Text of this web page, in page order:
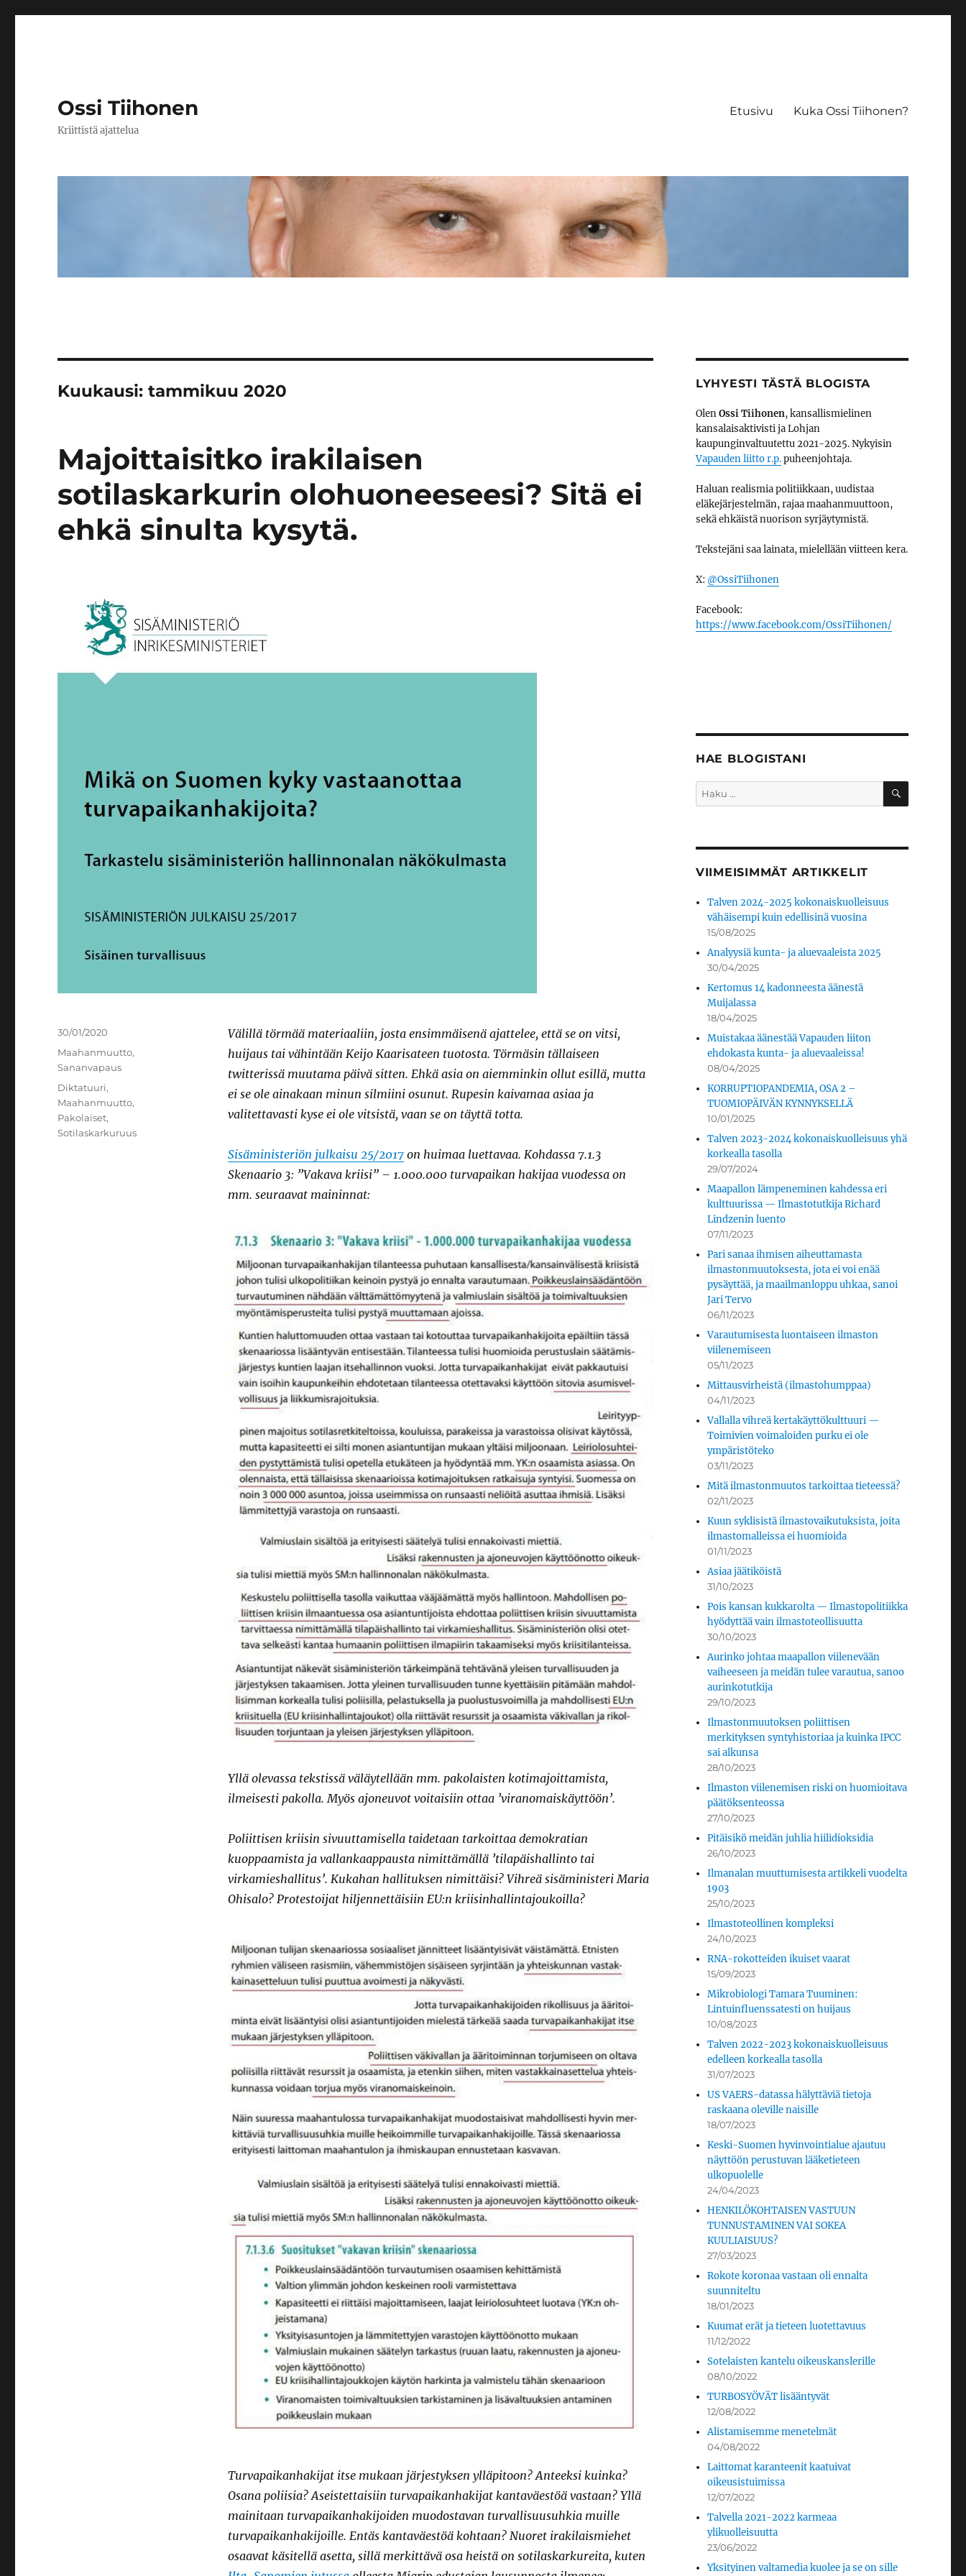
Ossi Tiihonen
Kriittistä ajattelua
Etusivu Kuka Ossi Tiihonen?
Kuukausi:tammikuu 2020
Majoittaisitko irakilaisen
sotilaskarkurin olohuoneeseesi? Sitä ei
ehkä sinulta kysytä.
Välillä törmää materiaaliin, josta ensimmäisenä ajattelee, että se on vitsi,
huijaus tai vähintään Keijo Kaarisateen tuotosta. Törmäsin tällaiseen
twitterissä muutama päivä sitten. Ehkä asia on aiemminkin ollut esillä, mutta
ei se ole ainakaan minun silmiini osunut. Rupesin kaivamaa asiaa ja
valitettavasti kyse ei ole vitsistä, vaan se on täyttä totta.
Sisäministeriön julkaisu 25/2017on huimaa luettavaa. Kohdassa 7.1.3
Skenaario 3: ”Vakava kriisi” – 1.000.000 turvapaikan hakijaa vuodessa on
mm. seuraavat maininnat:
Yllä olevassa tekstissä väläytellään mm. pakolaisten kotimajoittamista,
ilmeisesti pakolla. Myös ajoneuvot voitaisiin ottaa ’viranomaiskäyttöön’.
Poliittisen kriisin sivuuttamisella taidetaan tarkoittaa demokratian
kuoppaamista ja vallankaappausta nimittämällä ’tilapäishallinto tai
virkamieshallitus’. Kukahan hallituksen nimittäisi? Vihreä sisäministeri Maria
Ohisalo? Protestoijat hiljennettäisiin EU:n kriisinhallintajoukoilla?
Turvapaikanhakijat itse mukaan järjestyksen ylläpitoon? Anteeksi kuinka?
Osana poliisia? Aseistettaisiin turvapaikanhakijat kantaväestöä vastaan? Yllä
mainitaan turvapaikanhakijoiden muodostavan turvallisuusuhkia muille
turvapaikanhakijoille. Entäs kantaväestöä kohtaan? Nuoret irakilaismiehet
osaavat käsitellä asetta, sillä merkittävä osa heistä on sotilaskarkureita, kuten
Julkaistu
30/01/2020
Kategoriat
Maahanmuutto,
Sananvapaus
Avainsanat
Diktatuuri,
Maahanmuutto,
Pakolaiset,
Sotilaskarkuruus
LYHYESTI TÄSTÄ BLOGISTA
OlenOssi Tiihonen, kansallismielinen
kansalaisaktivisti ja Lohjan
kaupunginvaltuutettu 2021-2025. Nykyisin
Vapauden liitto r.p.puheenjohtaja.
Haluan realismia politiikkaan, uudistaa
eläkejärjestelmän, rajaa maahanmuuttoon,
sekä ehkäistä nuorison syrjäytymistä.
Tekstejäni saa lainata, mielellään viitteen kera.
X: @OssiTiihonen
Facebook:
https://www.facebook.com/OssiTiihonen/
HAE BLOGISTANI
Etsi: HAKU
VIIMEISIMMÄT ARTIKKELIT
Talven 2024-2025 kokonaiskuolleisuus
vähäisempi kuin edellisinä vuosina
15/08/2025
Analyysiä kunta- ja aluevaaleista 2025
30/04/2025
Kertomus 14 kadonneesta äänestä
Muijalassa
18/04/2025
Muistakaa äänestää Vapauden liiton
ehdokasta kunta- ja aluevaaleissa!
08/04/2025
KORRUPTIOPANDEMIA, OSA 2 –
TUOMIOPÄIVÄN KYNNYKSELLÄ
10/01/2025
Talven 2023-2024 kokonaiskuolleisuus yhä
korkealla tasolla
29/07/2024
Maapallon lämpeneminen kahdessa eri
kulttuurissa — Ilmastotutkija Richard
Lindzenin luento
07/11/2023
Pari sanaa ihmisen aiheuttamasta
ilmastonmuutoksesta, jota ei voi enää
pysäyttää, ja maailmanloppu uhkaa, sanoi
Jari Tervo
06/11/2023
Varautumisesta luontaiseen ilmaston
viilenemiseen
05/11/2023
Mittausvirheistä (ilmastohumppaa)
04/11/2023
Vallalla vihreä kertakäyttökulttuuri —
Toimivien voimaloiden purku ei ole
ympäristöteko
03/11/2023
Mitä ilmastonmuutos tarkoittaa tieteessä?
02/11/2023
Kuun syklisistä ilmastovaikutuksista, joita
ilmastomalleissa ei huomioida
01/11/2023
Asiaa jäätiköistä
31/10/2023
Pois kansan kukkarolta — Ilmastopolitiikka
hyödyttää vain ilmastoteollisuutta
30/10/2023
Aurinko johtaa maapallon viilenevään
vaiheeseen ja meidän tulee varautua, sanoo
aurinkotutkija
29/10/2023
Ilmastonmuutoksen poliittisen
merkityksen syntyhistoriaa ja kuinka IPCC
sai alkunsa
28/10/2023
Ilmaston viilenemisen riski on huomioitava
päätöksenteossa
27/10/2023
Pitäisikö meidän juhlia hiilidioksidia
26/10/2023
Ilmanalan muuttumisesta artikkeli vuodelta
1903
25/10/2023
Ilmastoteollinen kompleksi
24/10/2023
RNA-rokotteiden ikuiset vaarat
15/09/2023
Mikrobiologi Tamara Tuuminen:
Lintuinfluenssatesti on huijaus
10/08/2023
Talven 2022-2023 kokonaiskuolleisuus
edelleen korkealla tasolla
31/07/2023
US VAERS-datassa hälyttäviä tietoja
raskaana oleville naisille
18/07/2023
Keski-Suomen hyvinvointialue ajautuu
näyttöön perustuvan lääketieteen
ulkopuolelle
24/04/2023
HENKILÖKOHTAISEN VASTUUN
TUNNUSTAMINEN VAI SOKEA
KUULIAISUUS?
27/03/2023
Rokote koronaa vastaan oli ennalta
suunniteltu
18/01/2023
Kuumat erät ja tieteen luotettavuus
11/12/2022
Sotelaisten kantelu oikeuskanslerille
08/10/2022
TURBOSYÖVÄT lisääntyvät
12/08/2022
Alistamisemme menetelmät
04/08/2022
Laittomat karanteenit kaatuivat
oikeusistuimissa
12/07/2022
Talvella 2021-2022 karmeaa
ylikuolleisuutta
23/06/2022
Yksityinen valtamedia kuolee ja se on sille